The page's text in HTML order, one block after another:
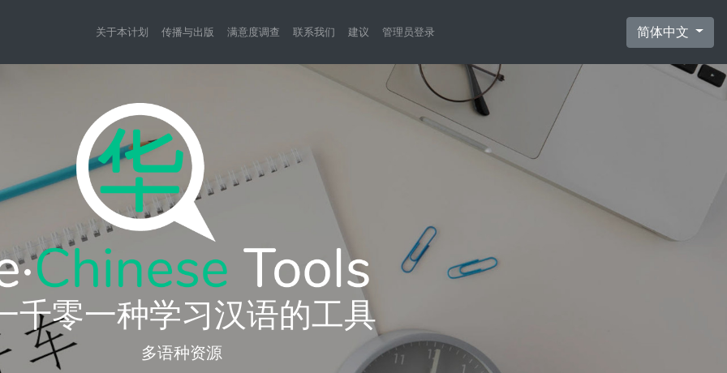
关于本计划 传播与出版 满意度调查 联系我们 建议 管理员登录 简体中文
千零一种学习汉语的工具
多语种资源